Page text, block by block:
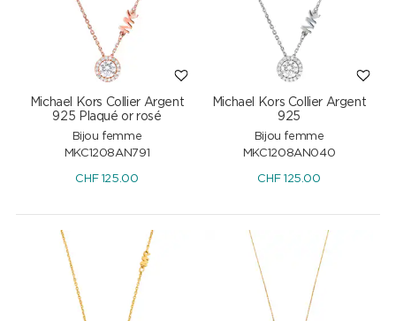
Michael Kors Collier Argent
925 Plaqué or rosé
Bijou femme
MKC1208AN791
CHF125.00
Michael Kors Collier Argent
925
Bijou femme
MKC1208AN040
CHF125.00